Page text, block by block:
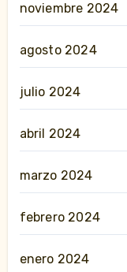
noviembre 2024
agosto 2024
julio 2024
abril 2024
marzo 2024
febrero 2024
enero 2024